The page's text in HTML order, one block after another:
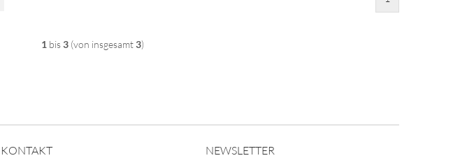
1 bis3(von insgesamt3)
KONTAKT NEWSLETTER